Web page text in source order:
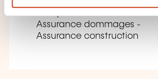
n
Assurance dommages -
Assurance construction